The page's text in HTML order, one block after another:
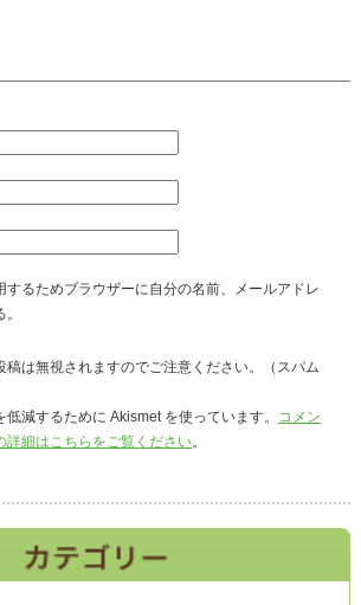
するためブラウザーに自分の名前、メールアドレ
稿は無視されますのでご注意ください。（スパム
減するために Akismet を使っています。 コメン
詳細はこちらをご覧ください。